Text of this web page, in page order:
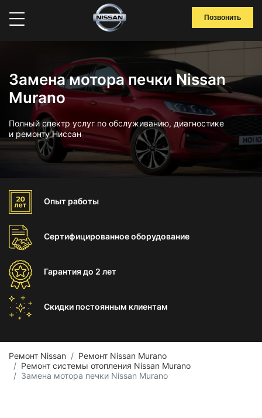
Позвонить
Замена мотора печки Nissan
Murano
Полный спектр услуг по обслуживанию, диагностике
и ремонту Ниссан
Опыт работы
Сертифицированноеоборудование
Гарантиядо 2 лет
Скидки постоянным клиентам
Ремонт Nissan
Ремонт Nissan Murano
Ремонт системы отопления Nissan Murano
Замена мотора печки Nissan Murano